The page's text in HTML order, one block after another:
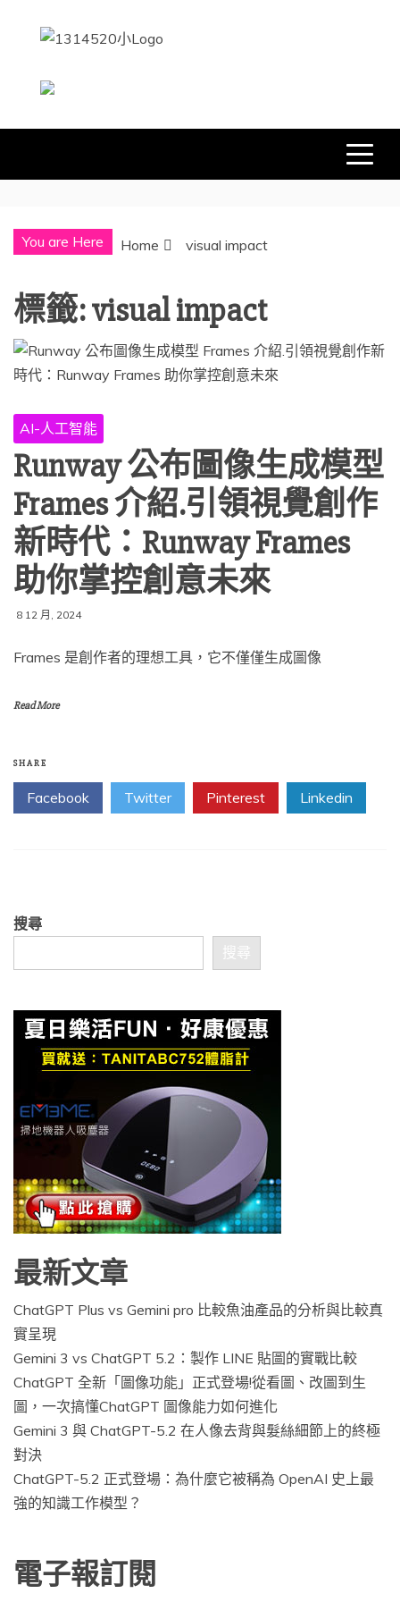
1314520
You are Here Home visual impact
標籤:visual impact
AI-人工智能
Runway 公布圖像生成模型
Frames 介紹.引領視覺創作
新時代：Runway Frames
助你掌控創意未來
8 12 月, 2024
Frames 是創作者的理想工具，它不僅僅生成圖像
Read More
SHARE
Facebook Twitter Pinterest Linkedin
搜尋
搜尋
最新文章
ChatGPT Plus vs Gemini pro 比較魚油產品的分析與比較真
實呈現
Gemini 3 vs ChatGPT 5.2：製作 LINE 貼圖的實戰比較
ChatGPT 全新「圖像功能」正式登場!從看圖、改圖到生
圖，一次搞懂ChatGPT 圖像能力如何進化
Gemini 3 與 ChatGPT-5.2 在人像去背與髮絲細節上的終極
對決
ChatGPT-5.2 正式登場：為什麼它被稱為 OpenAI 史上最
強的知識工作模型？
電子報訂閱